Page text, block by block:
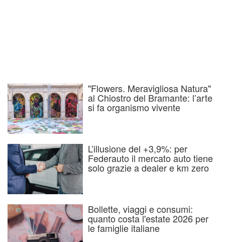
"Flowers. Meravigliosa Natura"
al Chiostro del Bramante: l’arte
si fa organismo vivente
L’illusione del +3,9%: per
Federauto il mercato auto tiene
solo grazie a dealer e km zero
Bollette, viaggi e consumi:
quanto costa l'estate 2026 per
le famiglie italiane